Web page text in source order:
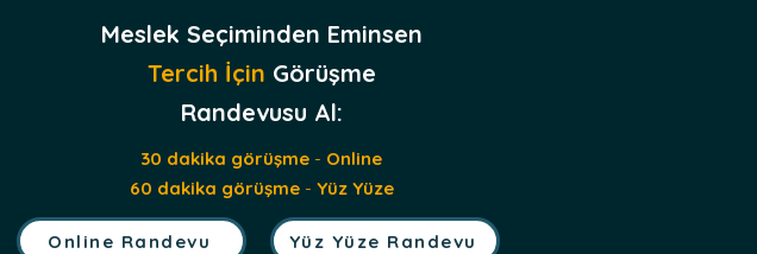
Meslek Seçiminden Eminsen
Tercih İçin Görüşme
Randevusu Al:
30 dakika görüşme - Online
60 dakika görüşme- Yüz Yüze
Online Randevu Yüz Yüze Randevu